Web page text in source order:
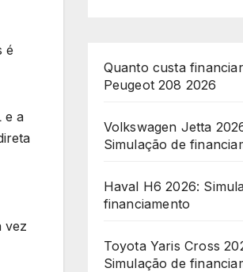
é
e a
vez
Quanto custa
Peugeot 208 2026
Volkswagen Jetta
Simulação de
Haval H6 2026:
financiamento
Toyota Yaris Cross
Simulação de